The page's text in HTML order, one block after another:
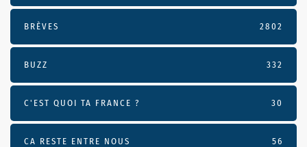
BRÈVES 2802
BUZZ 332
C'EST QUOI TA FRANCE ? 30
CA RESTE ENTRE NOUS 56